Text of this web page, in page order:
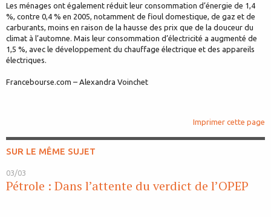
Les ménages ont également réduit leur consommation d’énergie de 1,4
%, contre 0,4 % en 2005, notamment de fioul domestique, de gaz et de
carburants, moins en raison de la hausse des prix que de la douceur du
climat à l’automne. Mais leur consommation d’électricité a augmenté de
1,5 %, avec le développement du chauffage électrique et des appareils
électriques.
Francebourse.com – Alexandra Voinchet
Imprimer cette page
SUR LE MÊME SUJET
03/03
Pétrole : Dans l’attente du verdict de l’OPEP